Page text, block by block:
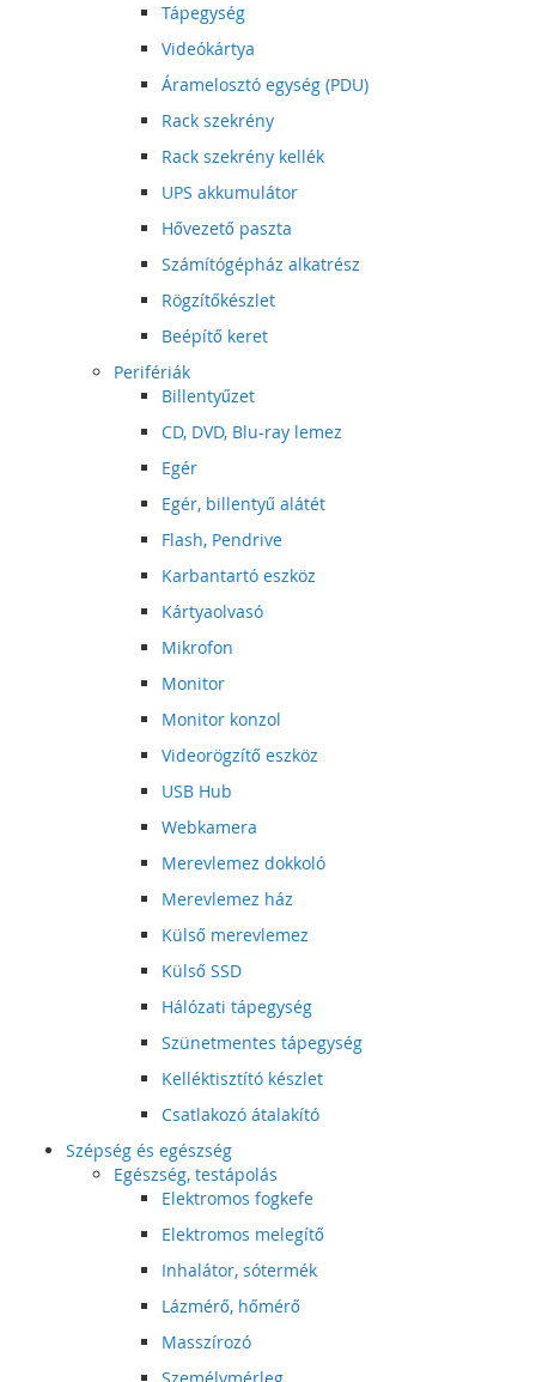
Tápegység
Videókártya
Áramelosztó egység (PDU)
Rack szekrény
Rack szekrény kellék
UPS akkumulátor
Hővezető paszta
Számítógépház alkatrész
Rögzítőkészlet
Beépítő keret
Perifériák
Billentyűzet
CD, DVD, Blu-ray lemez
Egér
Egér, billentyű alátét
Flash, Pendrive
Karbantartó eszköz
Kártyaolvasó
Mikrofon
Monitor
Monitor konzol
Videorögzítő eszköz
USB Hub
Webkamera
Merevlemez dokkoló
Merevlemez ház
Külső merevlemez
Külső SSD
Hálózati tápegység
Szünetmentes tápegység
Kelléktisztító készlet
Csatlakozó átalakító
Szépség és egészség
Egészség, testápolás
Elektromos fogkefe
Elektromos melegítő
Inhalátor, sótermék
Lázmérő, hőmérő
Masszírozó